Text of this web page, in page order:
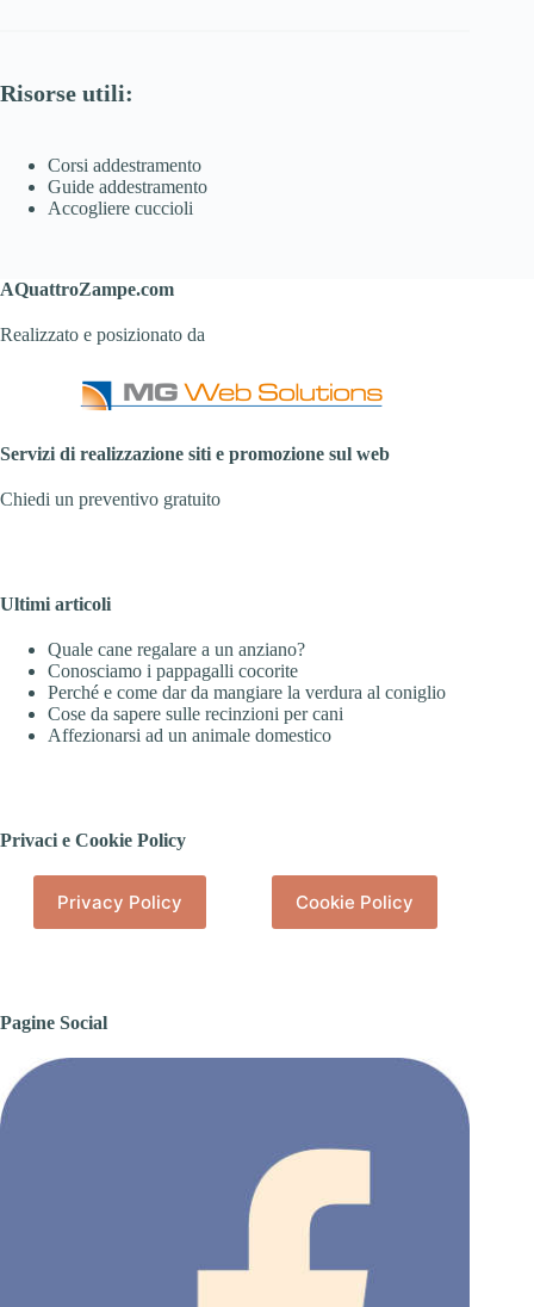
Risorse utili:
Corsi addestramento
Guide addestramento
Accogliere cuccioli
AQuattroZampe.com
Realizzato e posizionato da
Servizi di realizzazione siti e promozione sul web
Chiedi un preventivo gratuito
Ultimi articoli
Quale cane regalare a un anziano?
Conosciamo i pappagalli cocorite
Perché e come dar da mangiare la verdura al coniglio
Cose da sapere sulle recinzioni per cani
Affezionarsi ad un animale domestico
Privaci e Cookie Policy
Privacy Policy Cookie Policy
Pagine Social